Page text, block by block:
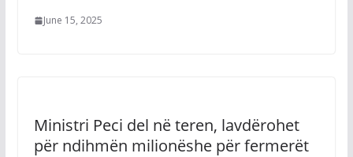
June 15, 2025
Ministri Peci del në teren, lavdërohet
për ndihmën milionëshe për fermerët